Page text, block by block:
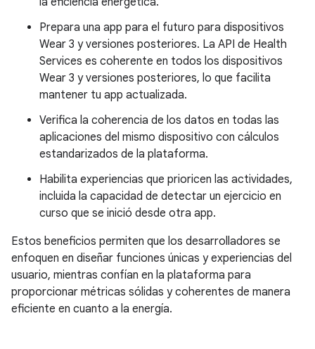
Prepara una app para el futuro para dispositivos
Wear 3 y versiones posteriores. La API de Health
Services es coherente en todos los dispositivos
Wear 3 y versiones posteriores, lo que facilita
mantener tu app actualizada.
Verifica la coherencia de los datos en todas las
aplicaciones del mismo dispositivo con cálculos
estandarizados de la plataforma.
Habilita experiencias que prioricen las actividades,
incluida la capacidad de detectar un ejercicio en
curso que se inició desde otra app.
Estos beneficios permiten que los desarrolladores se
enfoquen en diseñar funciones únicas y experiencias del
usuario, mientras confían en la plataforma para
proporcionar métricas sólidas y coherentes de manera
eficiente en cuanto a la energía.